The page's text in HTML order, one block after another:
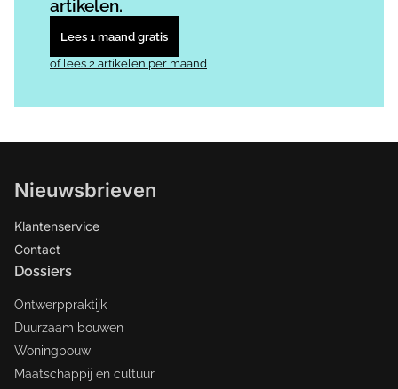
artikelen.
Lees 1 maand gratis
of lees 2 artikelen per maand
Nieuwsbrieven
Klantenservice
Contact
Dossiers
Ontwerppraktijk
Duurzaam bouwen
Woningbouw
Maatschappij en cultuur